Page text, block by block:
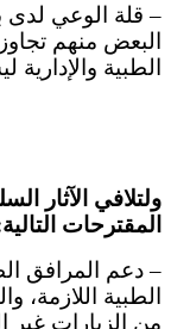
– قلة الوعي لدى
البعض منهم
الطبية
ولتلافي الآثار
المقترحات
– دعم المرافق
الطبية اللازمة،
من الزيارات غير